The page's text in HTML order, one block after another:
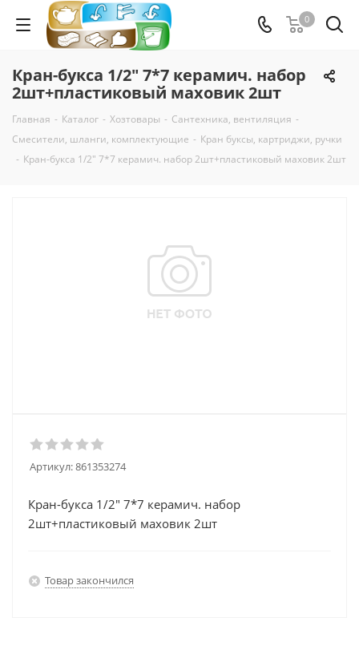
0
Кран-букса 1/2" 7*7 керамич. набор
2шт+пластиковый маховик 2шт
Главная - Каталог - Хозтовары - Сантехника, вентиляция -
Смесители, шланги, комплектующие - Кран буксы, картриджи, ручки
- Кран-букса 1/2" 7*7 керамич. набор 2шт+пластиковый маховик 2шт
Артикул:861353274
Кран-букса 1/2" 7*7 керамич. набор
2шт+пластиковый маховик 2шт
Товар закончился